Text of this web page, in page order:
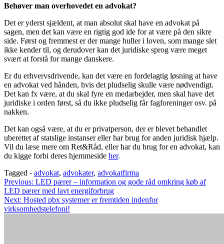
Behøver man overhovedet en advokat?
Det er yderst sjældent, at man absolut skal have en advokat på
sagen, men det kan være en rigtig god ide for at være på den sikre
side. Først og fremmest er der mange huller i loven, som mange slet
ikke kender til, og derudover kan det juridiske sprog være meget
svært at forstå for mange danskere.
Er du erhvervsdrivende, kan det være en fordelagtig løsning at have
en advokat ved hånden, hvis det pludselig skulle være nødvendigt.
Det kan fx være, at du skal fyre en medarbejder, men skal have det
juridiske i orden først, så du ikke pludselig får fagforeninger osv. på
nakken.
Det kan også være, at du er privatperson, der er blevet behandlet
uberettet af statslige instanser eller har brug for anden juridisk hjælp.
Vil du læse mere om Ret&Råd, eller har du brug for en advokat, kan
du kigge forbi deres hjemmeside her.
Tagged - advokat, advokater, advokatfirma
Indlægsnavigation
Previous: LED pærer – information og gode råd omkring køb af
LED pærer med lavt energiforbrug
Next: Hosted pbx systemer er fremtiden indenfor
virksomhedstelefoni!